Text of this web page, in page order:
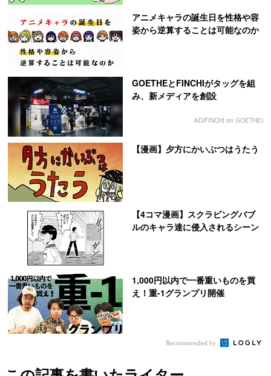
アニメキャラの誕生日を性格や容
姿から逆算することは可能なのか
GOETHEとFINCHIがタッグを組
み、新メディアを創設
AD(FINCHI on GOETHE)
【漫画】夕方にかいぶつはうたう
【4コマ漫画】スクラビングバブ
ルのキャラ達に侵入されるシーン
1,000円以内で一番重いものを買
え！重-1グランプリ開催
Recommended by